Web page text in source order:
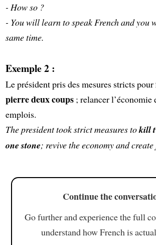
- How so ?
- You will learn to speak French and you
same time.
Exemple 2 :
Le président pris des mesures stricts pour
pierre deux coups; relancer l’économie
emplois.
The president took strict measures tokill
one stone; revive the economy and create
Continue the
Go further and experience the full
understand how French is